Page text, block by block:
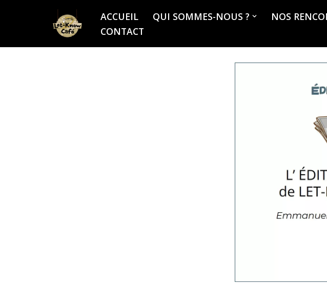
ACCUEIL QUI SOMMES-NOUS ? NOS
CONTACT